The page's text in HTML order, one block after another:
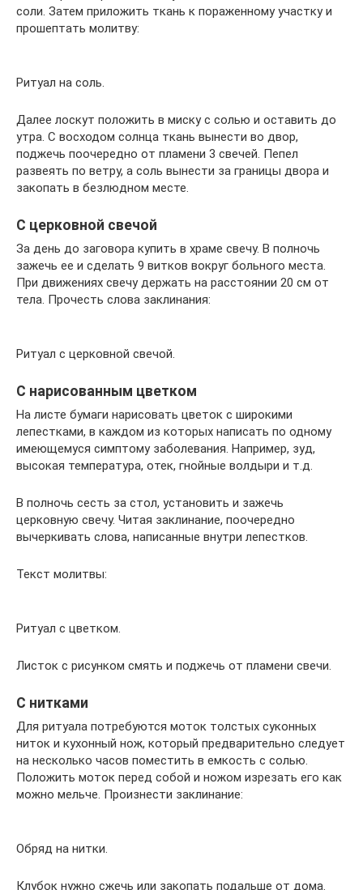
соли. Затем приложить ткань к пораженному участку и
прошептать молитву:
Ритуал на соль.
Далее лоскут положить в миску с солью и оставить до
утра. С восходом солнца ткань вынести во двор,
поджечь поочередно от пламени 3 свечей. Пепел
развеять по ветру, а соль вынести за границы двора и
закопать в безлюдном месте.
С церковной свечой
За день до заговора купить в храме свечу. В полночь
зажечь ее и сделать 9 витков вокруг больного места.
При движениях свечу держать на расстоянии 20 см от
тела. Прочесть слова заклинания:
Ритуал с церковной свечой.
С нарисованным цветком
На листе бумаги нарисовать цветок с широкими
лепестками, в каждом из которых написать по одному
имеющемуся симптому заболевания. Например, зуд,
высокая температура, отек, гнойные волдыри и т.д.
В полночь сесть за стол, установить и зажечь
церковную свечу. Читая заклинание, поочередно
вычеркивать слова, написанные внутри лепестков.
Текст молитвы:
Ритуал с цветком.
Листок с рисунком смять и поджечь от пламени свечи.
С нитками
Для ритуала потребуются моток толстых суконных
ниток и кухонный нож, который предварительно следует
на несколько часов поместить в емкость с солью.
Положить моток перед собой и ножом изрезать его как
можно мельче. Произнести заклинание:
Обряд на нитки.
Клубок нужно сжечь или закопать подальше от дома.